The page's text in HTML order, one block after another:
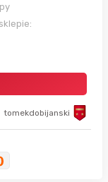
tomekdobijanski